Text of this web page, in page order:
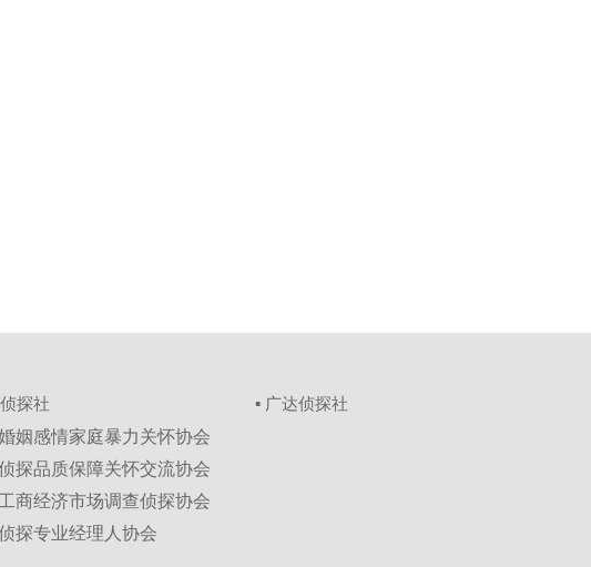
探社 ▪ 广达侦探社
姻感情家庭暴力关怀协会
探品质保障关怀交流协会
商经济市场调查侦探协会
探专业经理人协会